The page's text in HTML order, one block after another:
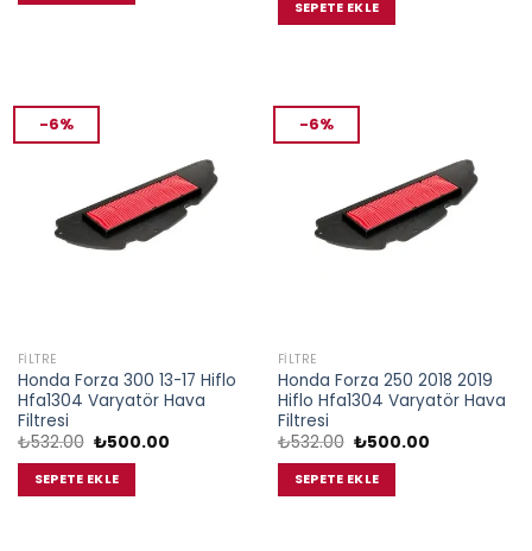
SEPETE EKLE
-6%
FILTRE
Honda Forza 300 13-17 Hiflo
Hfa1304 Varyatör Hava
Filtresi
₺532.00 Orijinal
₺532.00.
₺500.00Şu
SEPETE EKLE
-6%
FILTRE
Honda Forza 250 2018 2019
Hiflo Hfa1304 Varyatör Hava
Filtresi
₺532.00 Orijinal
₺532.00.
₺500.00Şu
SEPETE EKLE